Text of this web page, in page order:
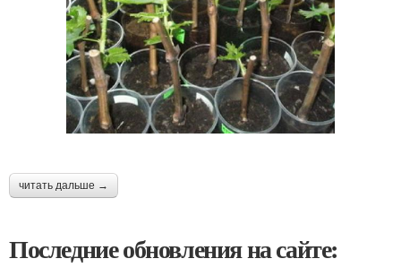
читать дальше →
Последние обновления на сайте: